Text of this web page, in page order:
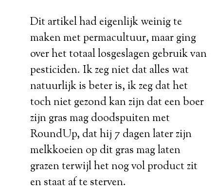
Dit artikel had eigenlijk weinig te
maken met permacultuur, maar ging
over het totaal losgeslagen gebruik van
pesticiden. Ik zeg niet dat alles wat
natuurlijk is beter is, ik zeg dat het
toch niet gezond kan zijn dat een boer
zijn gras mag doodspuiten met
RoundUp, dat hij 7 dagen later zijn
melkkoeien op dit gras mag laten
grazen terwijl het nog vol product zit
en staat af te sterven.